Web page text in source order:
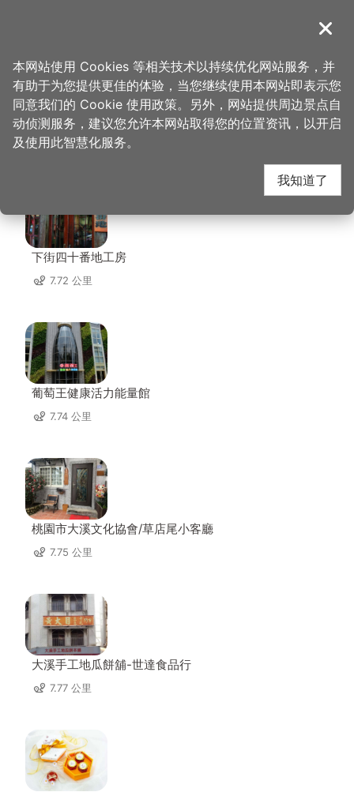
導覽
首页 > 想去的地方 > 美食、购物 > 龙元宫商圈
龙元宫商圈 周边店家
下街四十番地工房
7.72 公里
葡萄王健康活力能量館
7.74 公里
桃園市大溪文化協會/草店尾小客廳
7.75 公里
大溪手工地瓜餅舖-世達食品行
7.77 公里
关闭
本网站使用 Cookies 等相关技术以持续优化网站服务，并
有助于为您提供更佳的体验，当您继续使用本网站即表示您
同意我们的 Cookie 使用政策。另外，网站提供周边景点自
动侦测服务，建议您允许本网站取得您的位置资讯，以开启
及使用此智慧化服务。
我知道了